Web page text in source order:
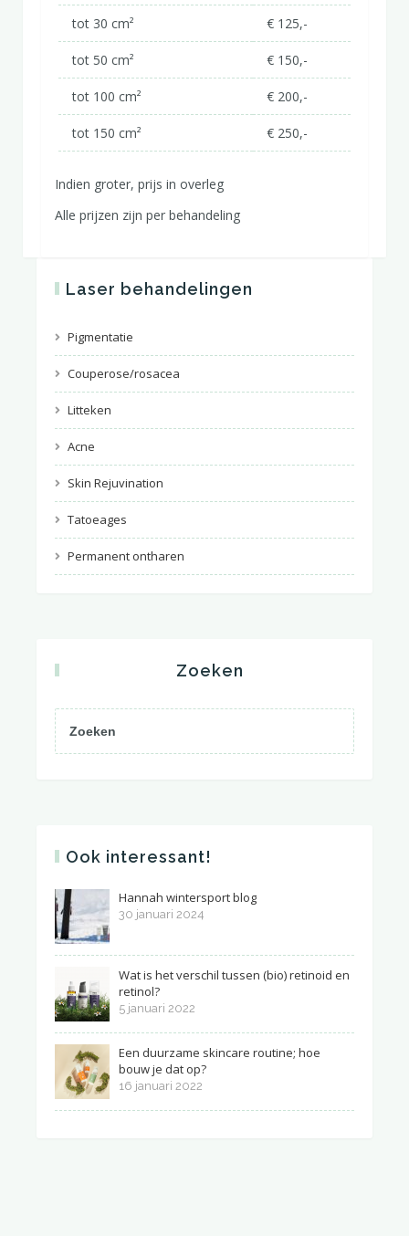
tot 30 cm² € 125,-
tot 50 cm² € 150,-
tot 100 cm² € 200,-
tot 150 cm² € 250,-
Indien groter, prijs in overleg
Alle prijzen zijn per behandeling
Laser behandelingen
Pigmentatie
Couperose/rosacea
Litteken
Acne
Skin Rejuvination
Tatoeages
Permanent ontharen
Zoeken
Ook interessant!
Hannah wintersport blog
30 januari 2024
Wat is het verschil tussen (bio) retinoid en
retinol?
5 januari 2022
Een duurzame skincare routine; hoe
bouw je dat op?
16 januari 2022